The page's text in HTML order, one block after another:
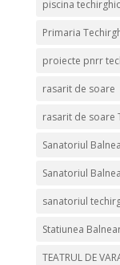
piscina
Primaria
proiecte pnrr
rasarit de soare
rasarit de soare
Sanatoriul
Sanatoriul
sanatoriul
Statiunea
TEATRUL DE